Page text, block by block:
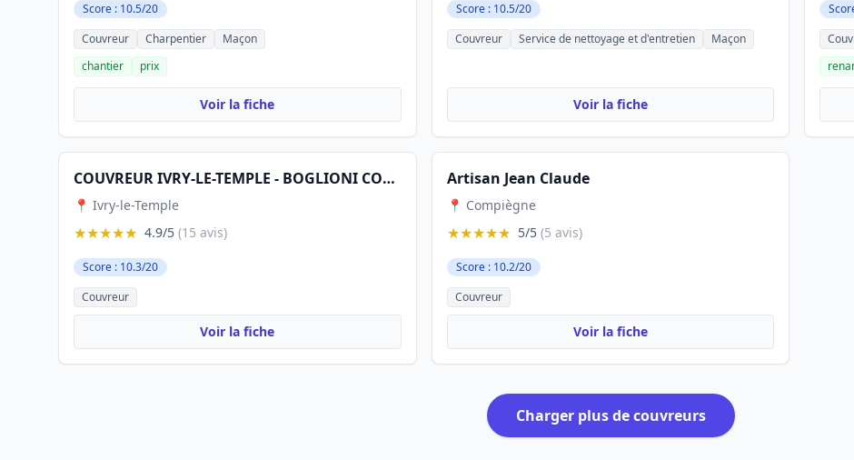
Score : 10.5/20
Couvreur
Charpentier
Maçon
chantier
prix
Voir la fiche
Score : 10.5/20
Couvreur
Service de nettoyage et d'entretien Maçon
Voir la fiche
COUVREUR IVRY-LE-TEMPLE - BOGLIONI COUVERTURE
📍 Ivry-le-Temple
★★★★★ 4.9/5 (15 avis)
Score : 10.3/20
Couvreur
Voir la fiche
Artisan Jean Claude
📍 Compiègne
★★★★★ 5/5 (5 avis)
Score : 10.2/20
Couvreur
Voir la fiche
Charger plus de couvreurs